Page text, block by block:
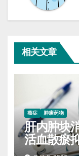
相关文章
癌症 肿瘤药物
肝内肿块
活血散瘀